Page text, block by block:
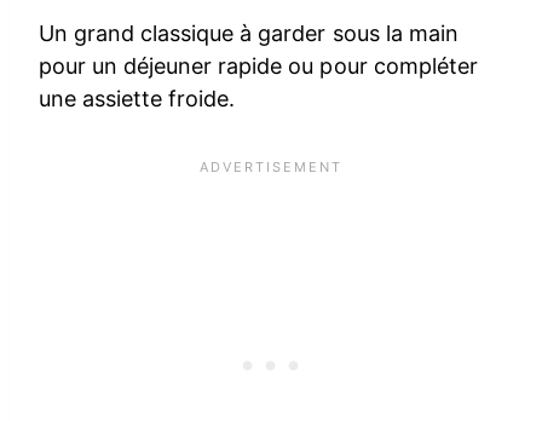
Un grand classique à garder sous la main
pour un déjeuner rapide ou pour compléter
une assiette froide.